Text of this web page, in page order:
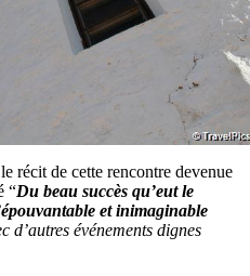
récit de cette rencontre devenue
“Du beau succès qu’eut le
et inimaginable
d’autres événements dignes